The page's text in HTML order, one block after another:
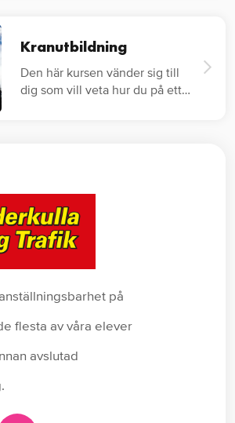
Kranutbildning
Den här kursen vänder sig till
dig som vill veta hur du på ett
på
flesta av våra elever
avslutad